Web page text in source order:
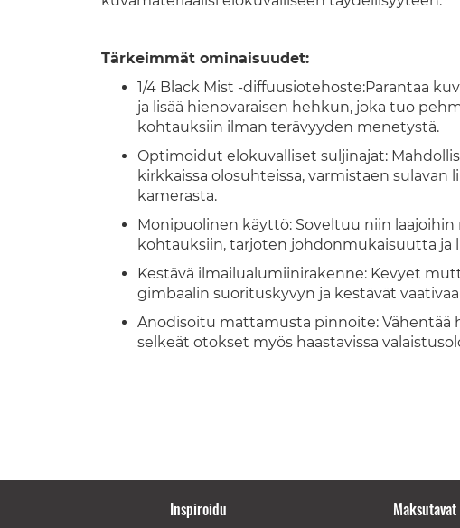
Tärkeimmät ominaisuudet:
1/4 Black Mist -diffuusiotehoste:Parantaa
ja lisää hienovaraisen hehkun, joka tuo
kohtauksiin ilman terävyyden menetystä.
Optimoidut elokuvalliset suljinajat:
kirkkaissa olosuhteissa, varmistaen
kamerasta.
Monipuolinen käyttö: Soveltuu niin
kohtauksiin, tarjoten johdonmukaisuutta ja
Kestävä ilmailualumiinirakenne: Kevyet
gimbaalin suorituskyvyn ja kestävät
Anodisoitu mattamusta pinnoite: Vähentää
selkeät otokset myös haastavissa
Inspiroidu Maksutavat